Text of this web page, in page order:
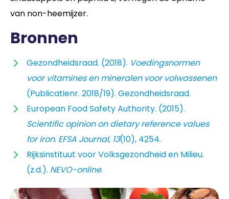
van non-heemijzer.
Bronnen
Gezondheidsraad. (2018). Voedingsnormen
voor vitamines en mineralen voor volwassenen
(Publicatienr. 2018/19). Gezondheidsraad.
European Food Safety Authority. (2015).
Scientific opinion on dietary reference values
for iron. EFSA Journal, 13(10), 4254.
Rijksinstituut voor Volksgezondheid en Milieu.
(z.d.). NEVO-online.